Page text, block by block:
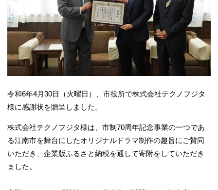
令和6年4月30日（火曜日）、市役所で株式会社テクノフジタ
様に感謝状を贈呈しました。
株式会社テクノフジタ様は、市制70周年記念事業の一つであ
る江南市を舞台にしたオリジナルドラマ制作の趣旨にご賛同
いただき、企業版ふるさと納税を通して寄附をしていただき
ました。